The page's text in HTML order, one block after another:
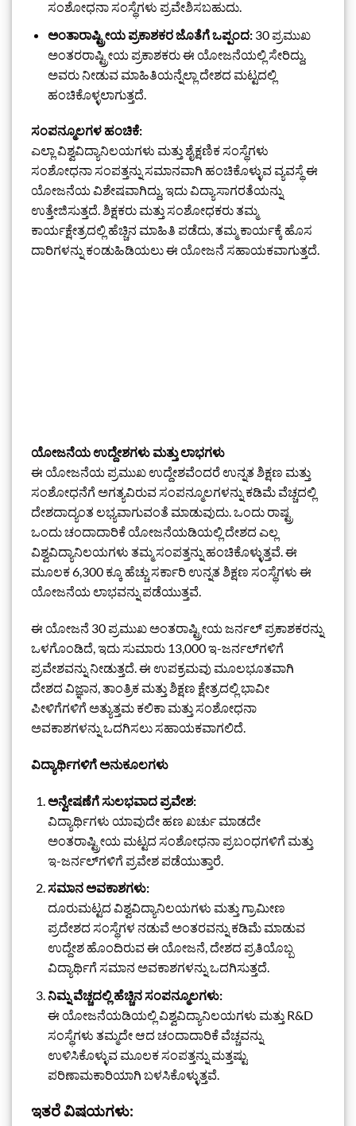
ಸಂಶೋಧನಾ ಸಂಸ್ಥೆಗಳು ಪ್ರವೇಶಿಸಬಹುದು.
ಅಂತಾರಾಷ್ಟ್ರೀಯ ಪ್ರಕಾಶಕರ ಜೊತೆಗೆ ಒಪ್ಪಂದ:30 ಪ್ರಮುಖ
ಅಂತರರಾಷ್ಟ್ರೀಯ ಪ್ರಕಾಶಕರು ಈ ಯೋಜನೆಯಲ್ಲಿ ಸೇರಿದ್ದು,
ಅವರು ನೀಡುವ ಮಾಹಿತಿಯನ್ನೆಲ್ಲಾ ದೇಶದ ಮಟ್ಟದಲ್ಲಿ
ಹಂಚಿಕೊಳ್ಳಲಾಗುತ್ತದೆ.
ಸಂಪನ್ಮೂಲಗಳ ಹಂಚಿಕೆ:
ಎಲ್ಲಾ ವಿಶ್ವವಿದ್ಯಾನಿಲಯಗಳು ಮತ್ತು ಶೈಕ್ಷಣಿಕ ಸಂಸ್ಥೆಗಳು
ಸಂಶೋಧನಾ ಸಂಪತ್ತನ್ನು ಸಮಾನವಾಗಿ ಹಂಚಿಕೊಳ್ಳುವ ವ್ಯವಸ್ಥೆ ಈ
ಯೋಜನೆಯ ವಿಶೇಷವಾಗಿದ್ದು, ಇದು ವಿದ್ಯಾಸಾಗರತೆಯನ್ನು
ಉತ್ತೇಜಿಸುತ್ತದೆ. ಶಿಕ್ಷಕರು ಮತ್ತು ಸಂಶೋಧಕರು ತಮ್ಮ
ಕಾರ್ಯಕ್ಷೇತ್ರದಲ್ಲಿ ಹೆಚ್ಚಿನ ಮಾಹಿತಿ ಪಡೆದು, ತಮ್ಮ ಕಾರ್ಯಕ್ಕೆ ಹೊಸ
ದಾರಿಗಳನ್ನು ಕಂಡುಹಿಡಿಯಲು ಈ ಯೋಜನೆ ಸಹಾಯಕವಾಗುತ್ತದೆ.
ಯೋಜನೆಯ ಉದ್ದೇಶಗಳು ಮತ್ತು ಲಾಭಗಳು
ಈ ಯೋಜನೆಯ ಪ್ರಮುಖ ಉದ್ದೇಶವೆಂದರೆ ಉನ್ನತ ಶಿಕ್ಷಣ ಮತ್ತು
ಸಂಶೋಧನೆಗೆ ಅಗತ್ಯವಿರುವ ಸಂಪನ್ಮೂಲಗಳನ್ನು ಕಡಿಮೆ ವೆಚ್ಚದಲ್ಲಿ
ದೇಶದಾದ್ಯಂತ ಲಭ್ಯವಾಗುವಂತೆ ಮಾಡುವುದು. ಒಂದು ರಾಷ್ಟ್ರ
ಒಂದು ಚಂದಾದಾರಿಕೆ ಯೋಜನೆಯಡಿಯಲ್ಲಿ ದೇಶದ ಎಲ್ಲ
ವಿಶ್ವವಿದ್ಯಾನಿಲಯಗಳು ತಮ್ಮ ಸಂಪತ್ತನ್ನು ಹಂಚಿಕೊಳ್ಳುತ್ತವೆ. ಈ
ಮೂಲಕ 6,300 ಕ್ಕೂ ಹೆಚ್ಚು ಸರ್ಕಾರಿ ಉನ್ನತ ಶಿಕ್ಷಣ ಸಂಸ್ಥೆಗಳು ಈ
ಯೋಜನೆಯ ಲಾಭವನ್ನು ಪಡೆಯುತ್ತವೆ.
ಈ ಯೋಜನೆ 30 ಪ್ರಮುಖ ಅಂತರಾಷ್ಟ್ರೀಯ ಜರ್ನಲ್ ಪ್ರಕಾಶಕರನ್ನು
ಒಳಗೊಂಡಿದೆ, ಇದು ಸುಮಾರು 13,000 ಇ-ಜರ್ನಲ್‌ಗಳಿಗೆ
ಪ್ರವೇಶವನ್ನು ನೀಡುತ್ತದೆ. ಈ ಉಪಕ್ರಮವು ಮೂಲಭೂತವಾಗಿ
ದೇಶದ ವಿಜ್ಞಾನ, ತಾಂತ್ರಿಕ ಮತ್ತು ಶಿಕ್ಷಣ ಕ್ಷೇತ್ರದಲ್ಲಿ ಭಾವೀ
ಪೀಳಿಗೆಗಳಿಗೆ ಅತ್ಯುತ್ತಮ ಕಲಿಕಾ ಮತ್ತು ಸಂಶೋಧನಾ
ಅವಕಾಶಗಳನ್ನು ಒದಗಿಸಲು ಸಹಾಯಕವಾಗಲಿದೆ.
ವಿದ್ಯಾರ್ಥಿಗಳಿಗೆ ಅನುಕೂಲಗಳು
ಅನ್ವೇಷಣೆಗೆ ಸುಲಭವಾದ ಪ್ರವೇಶ:
ವಿದ್ಯಾರ್ಥಿಗಳು ಯಾವುದೇ ಹಣ ಖರ್ಚು ಮಾಡದೇ
ಅಂತರಾಷ್ಟ್ರೀಯ ಮಟ್ಟದ ಸಂಶೋಧನಾ ಪ್ರಬಂಧಗಳಿಗೆ ಮತ್ತು
ಇ-ಜರ್ನಲ್‌ಗಳಿಗೆ ಪ್ರವೇಶ ಪಡೆಯುತ್ತಾರೆ.
ಸಮಾನ ಅವಕಾಶಗಳು:
ದೂರುಮಟ್ಟದ ವಿಶ್ವವಿದ್ಯಾನಿಲಯಗಳು ಮತ್ತು ಗ್ರಾಮೀಣ
ಪ್ರದೇಶದ ಸಂಸ್ಥೆಗಳ ನಡುವೆ ಅಂತರವನ್ನು ಕಡಿಮೆ ಮಾಡುವ
ಉದ್ದೇಶ ಹೊಂದಿರುವ ಈ ಯೋಜನೆ, ದೇಶದ ಪ್ರತಿಯೊಬ್ಬ
ವಿದ್ಯಾರ್ಥಿಗೆ ಸಮಾನ ಅವಕಾಶಗಳನ್ನು ಒದಗಿಸುತ್ತದೆ.
ನಿಮ್ನ ವೆಚ್ಚದಲ್ಲಿ ಹೆಚ್ಚಿನ ಸಂಪನ್ಮೂಲಗಳು:
ಈ ಯೋಜನೆಯಡಿಯಲ್ಲಿ ವಿಶ್ವವಿದ್ಯಾನಿಲಯಗಳು ಮತ್ತು R&D
ಸಂಸ್ಥೆಗಳು ತಮ್ಮದೇ ಆದ ಚಂದಾದಾರಿಕೆ ವೆಚ್ಚವನ್ನು
ಉಳಿಸಿಕೊಳ್ಳುವ ಮೂಲಕ ಸಂಪತ್ತನ್ನು ಮತ್ತಷ್ಟು
ಪರಿಣಾಮಕಾರಿಯಾಗಿ ಬಳಸಿಕೊಳ್ಳುತ್ತವೆ.
ಇತರೆ ವಿಷಯಗಳು: